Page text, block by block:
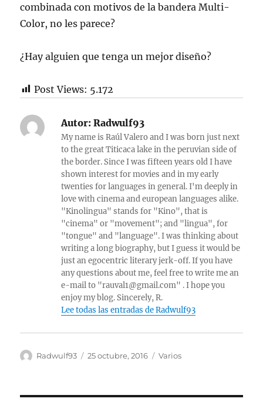
combinada con motivos de la bandera Multi-
Color, no les parece?
¿Hay alguien que tenga un mejor diseño?
Post Views: 5.172
Autor: Radwulf93
My name is Raúl Valero and I was born just next
to the great Titicaca lake in the peruvian side of
the border. Since I was fifteen years old I have
shown interest for movies and in my early
twenties for languages in general. I'm deeply in
love with cinema and european languages alike.
"Kinolingua" stands for "Kino", that is
"cinema" or "movement"; and "lingua", for
"tongue" and "language". I was thinking about
writing a long biography, but I guess it would be
just an egocentric literary jerk-off. If you have
any questions about me, feel free to write me an
e-mail to "rauval1@gmail.com" . I hope you
enjoy my blog. Sincerely, R.
Lee todas las entradas de Radwulf93
Autor
Radwulf93
Publicado
25 octubre, 2016 Categorías
Varios